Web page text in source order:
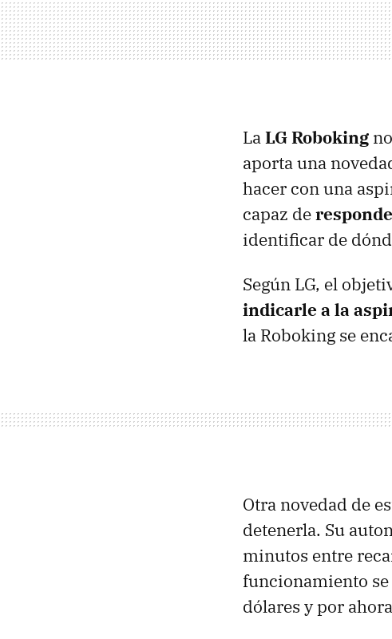
LaLG Roboking
aporta una
hacer con una
capaz de
identificar de
Según LG, el
indicarle a la
la Roboking se
Otra novedad de
detenerla. Su
minutos entre
funcionamiento
dólares y por